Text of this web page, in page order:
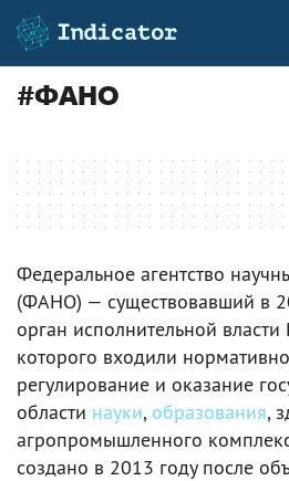
#ФАНО
Федеральное агентство
(ФАНО) — существовавший в
орган исполнительной
которого входили
регулирование и оказание
области науки, образования,
агропромышленного
создано в 2013 году после